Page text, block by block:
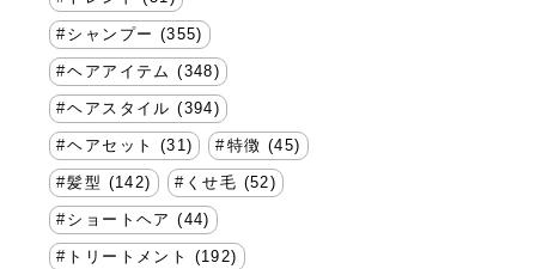
シャンプー (355)
ヘアアイテム (348)
ヘアスタイル (394)
ヘアセット (31) 特徴 (45)
髪型 (142) くせ毛 (52)
ショートヘア (44)
トリートメント (192)